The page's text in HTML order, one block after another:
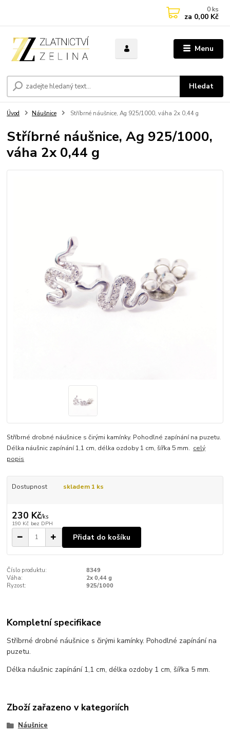
Menu
Hledat
0 ks
za 0,00 Kč
Úvod Náušnice Stříbrné náušnice, Ag 925/1000, váha 2x 0,44 g
Stříbrné náušnice, Ag 925/1000,
váha 2x 0,44 g
Stříbrné drobné náušnice s čirými kamínky. Pohodlné zapínání na puzetu.
Délka náušnic zapínání 1,1 cm, délka ozdoby 1 cm, šířka 5 mm. celý
popis
Dostupnost skladem 1 ks
230 Kč/ks
190 Kč bez DPH
Přidat do košíku
Číslo produktu:
8349
Váha:
2x 0,44 g
Ryzost:
925/1000
Kompletní specifikace
Stříbrné drobné náušnice s čirými kamínky. Pohodlné zapínání na
puzetu.
Délka náušnic zapínání 1,1 cm, délka ozdoby 1 cm, šířka 5 mm.
Zboží zařazeno v kategoriích
Náušnice